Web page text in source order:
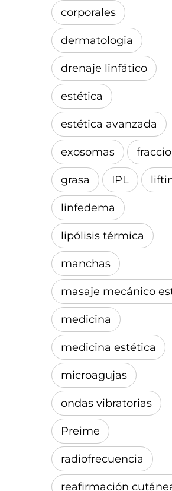
corporales
dermatologia
drenaje linfático
estética
estética avanzada
exosomas
grasa IPL
linfedema
lipólisis térmica
manchas
masaje mecánico
medicina
medicina estética
microagujas
ondas vibratorias
Preime
radiofrecuencia
reafirmación